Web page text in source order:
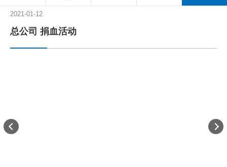
2021-01-12
总公司 捐血活动